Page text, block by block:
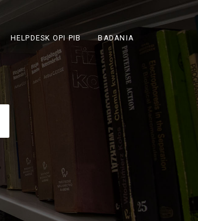
HELPDESK OPI PIBODNOŚNIK
OTWIERA
SIĘ
W
NOWEJ
KARCIE
BADANIA